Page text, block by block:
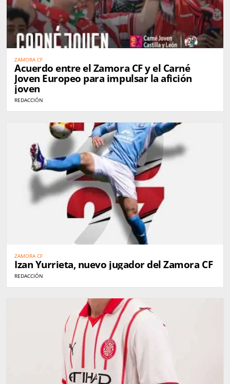
ZAMORA CF
Acuerdo entre el Zamora CF y el Carné
Joven Europeo para impulsar la afición
joven
REDACCIÓN
ZAMORA CF
Izan Yurrieta, nuevo jugador del Zamora CF
REDACCIÓN